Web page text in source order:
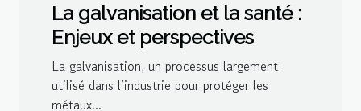
La galvanisation et la santé :
Enjeux et perspectives
La galvanisation, un processus largement
utilisé dans l’industrie pour protéger les
métaux...